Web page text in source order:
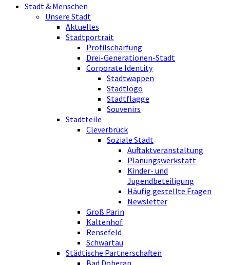
Stadt & Menschen
Unsere Stadt
Aktuelles
Stadtportrait
Profilschärfung
Drei-Generationen-Stadt
Corporate Identity
Stadtwappen
Stadtlogo
Stadtflagge
Souvenirs
Stadtteile
Cleverbrück
Soziale Stadt
Auftaktveranstaltung
Planungswerkstatt
Kinder- und
Jugendbeteiligung
Häufig gestellte Fragen
Newsletter
Groß Parin
Kaltenhof
Rensefeld
Schwartau
Städtische Partnerschaften
Bad Doberan